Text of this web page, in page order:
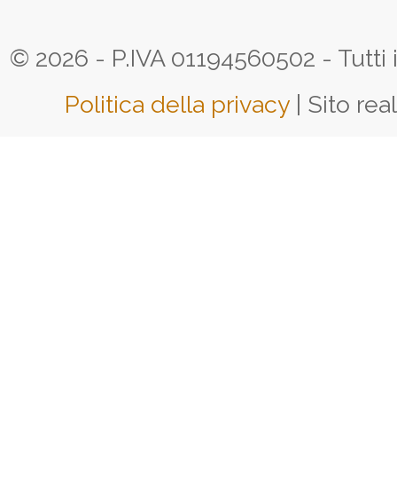
© 2026 - P.IVA 01194560502 -
Politica della privacy | Sito